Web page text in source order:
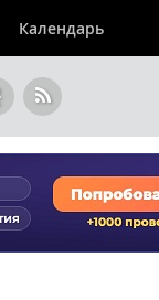
Календарь